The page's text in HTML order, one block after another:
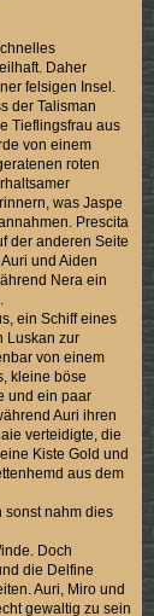
Daher
felsigen Insel.
der Talisman
Tieflingsfrau aus
von einem
roten
was Jaspe
Prescita
der anderen Seite
und Aiden
Nera ein
ein Schiff eines
Luskan zur
von einem
kleine böse
und ein paar
Auri ihren
verteidigte, die
Kiste Gold und
aus dem
sonst nahm dies
Doch
die Delfine
Auri, Miro und
gewaltig zu sein